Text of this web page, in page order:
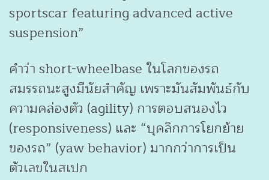
sportscar featuring advanced active
suspension”
คำว่า short-wheelbase ในโลกของรถ
สมรรถนะสูงมีนัยสำคัญ เพราะมันสัมพันธ์กับ
ความคล่องตัว (agility) การตอบสนองไว
(responsiveness) และ “บุคลิกการโยกย้าย
ของรถ” (yaw behavior) มากกว่าการเป็น
ตัวเลขในสเปก